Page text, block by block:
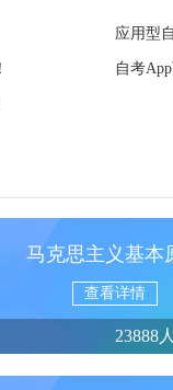
应用型
自考
马克思主义基本
查看详情
23888